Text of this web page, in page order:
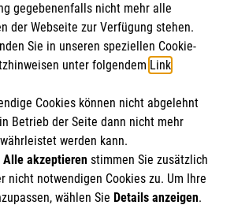
Hilfsdienst e.V.
120 120 120 0001 2
1PA7
e.V. ist als eingetragene
von der Körperschaft- und
gegebenenfalls nicht mehr alle
der Webseite zur Verfügung stehen.
Sie in unseren speziellen Cookie-
unter folgendem Link.
Cookies können nicht abgelehnt
Betrieb der Seite dann nicht mehr
werden kann.
Alle akzeptierenstimmen Sie zusätzlich
nicht notwendigen Cookies zu. Um Ihre
wählen Sie Details anzeigen.